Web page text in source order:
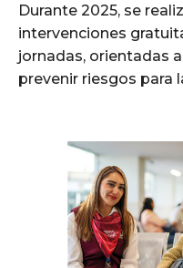
Durante 2025, se
intervenciones
jornadas, orientadas
prevenir riesgos para